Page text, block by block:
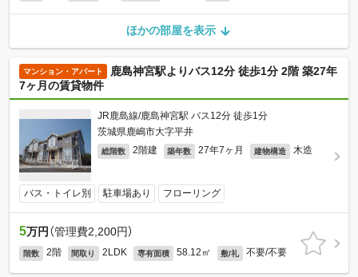
ほかの部屋を表示
マンション・アパート
鹿島神宮駅よりバス12分 徒歩1分 2階 築27年
7ヶ月の賃貸物件
JR鹿島線/鹿島神宮駅 バス12分 徒歩1分
茨城県鹿嶋市大字平井
総階数 2階建 築年数 27年7ヶ月 建物構造 木造
バス・トイレ別 駐車場あり フローリング
5万円 （管理費2,200円）
階数 2階 間取り 2LDK 専有面積 58.12㎡ 敷/礼 不要/不要